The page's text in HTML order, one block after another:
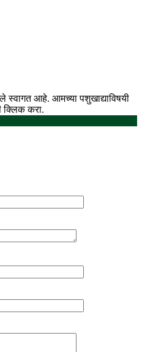
स्वागत आहे. आमच्या पशुखाद्याविषयी
क्लिक करा.